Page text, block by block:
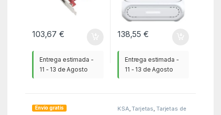
103,67€
Entrega estimada -
11 - 13 de Agosto
138,55€
Entrega estimada -
11 - 13 de Agosto
Envío gratis KSA,Tarjetas, Tarjetas de